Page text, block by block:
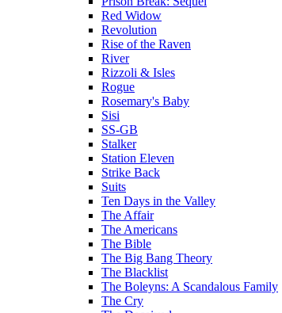
Red Widow
Revolution
Rise of the Raven
River
Rizzoli & Isles
Rogue
Rosemary's Baby
Sisi
SS-GB
Stalker
Station Eleven
Strike Back
Suits
Ten Days in the Valley
The Affair
The Americans
The Bible
The Big Bang Theory
The Blacklist
The Boleyns: A Scandalous Family
The Cry